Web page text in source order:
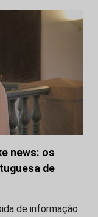
news: os
de
de informação